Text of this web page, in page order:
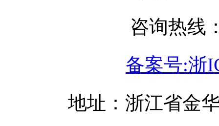
咨询热线
备案号:浙
地址：浙江省金